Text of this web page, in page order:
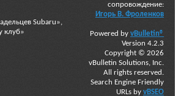
Subaru»,
клуб»
сопровождение:
Игорь В. Фроленков
Powered by vBulletin®
Version 4.2.3
Copyright © 2026
vBulletin Solutions, Inc.
All rights reserved.
Search Engine Friendly
URLs by vBSEO